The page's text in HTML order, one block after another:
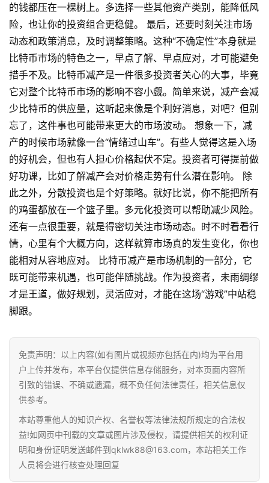
首
页
行
情
快
讯
专
题
科
的钱都压在一棵树上。多选择一些其他资产类别，能降低风
险，也让你的投资组合更稳健。 最后，还要时刻关注市场
动态和政策消息，及时调整策略。这种“不确定性”本身就是
比特币市场的特色之一，早点了解、早点应对，才可能避免
措手不及。比特币减产是一件很多投资者关心的大事，毕竟
它对整个比特币市场的影响不容小觑。简单来说，减产会减
少比特币的供应量，这听起来像是个利好消息，对吧？但别
忘了，这件事也可能带来更大的市场波动。 想象一下，减
产的时候市场就像一台“情绪过山车”。有些人觉得这是入场
的好机会，但也有人担心价格起伏不定。投资者可得提前做
好功课，比如了解减产会对价格走势有什么潜在影响。 除
此之外，分散投资也是个好策略。就好比说，你不能把所有
的鸡蛋都放在一个篮子里。多元化投资可以帮助减少风险。
还有一点很重要，就是得密切关注市场动态。时不时看看行
情，心里有个大概方向，这样就算市场真的发生变化，你也
能相对从容地应对。 比特币减产是市场机制的一部分，它
既可能带来机遇，也可能伴随挑战。作为投资者，未雨绸缪
才是王道，做好规划，灵活应对，才能在这场“游戏”中站稳
脚跟。
免责声明：以上内容(如有图片或视频亦包括在内)均为平台用
户上传并发布，本平台仅提供信息存储服务，对本页面内容所
引致的错误、不确或遗漏，概不负任何法律责任，相关信息仅
供参考。
本站尊重他人的知识产权、名誉权等法律法规所规定的合法权
益!如网页中刊载的文章或图片涉及侵权，请提供相关的权利证
明和身份证明发送邮件到qklwk88@163.com，本站相关工作
人员将会进行核查处理回复